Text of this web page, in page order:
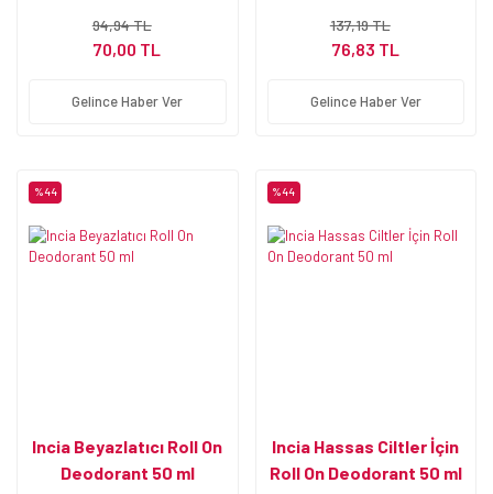
94,94 TL
70,00 TL
Gelince Haber Ver
137,19 TL
76,83 TL
Gelince Haber Ver
%44
Incia Beyazlatıcı Roll On
Deodorant 50 ml
%44
Incia Hassas Ciltler İçin
Roll On Deodorant 50 ml